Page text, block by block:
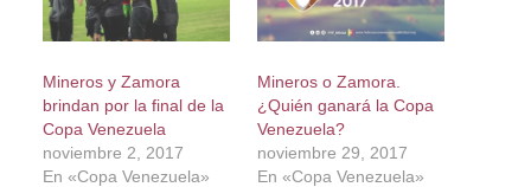
Mineros y Zamora
brindan por la final de la
Copa Venezuela
noviembre 2, 2017
En «Copa Venezuela»
Mineros o Zamora.
¿Quién ganará la Copa
Venezuela?
noviembre 29, 2017
En «Copa Venezuela»